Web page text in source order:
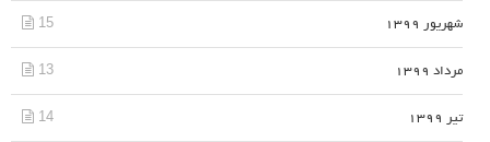
شهریور 1399 15
مرداد 1399 13
تیر 1399 14